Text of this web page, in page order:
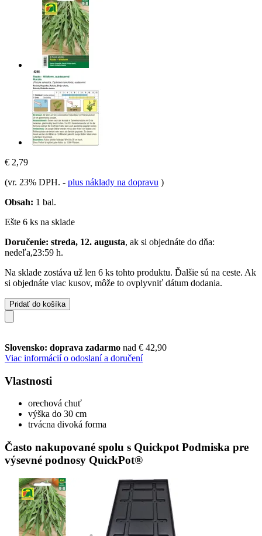
€ 2,79
(vr. 23% DPH. - plus náklady na dopravu )
Obsah: 1 bal.
Ešte 6 ks na sklade
Doručenie: streda, 12. augusta, ak si objednáte do dňa:
nedeľa,23:59 h.
Na sklade zostáva už len 6 ks tohto produktu. Ďalšie sú na ceste. Ak
si objednáte viac kusov, môže to ovplyvniť dátum dodania.
Pridať do košíka
Slovensko: doprava zadarmo nad € 42,90
Viac informácií o odoslaní a doručení
Vlastnosti
orechová chuť
výška do 30 cm
trvácna divoká forma
Často nakupované spolu s Quickpot Podmiska pre
výsevné podnosy QuickPot®